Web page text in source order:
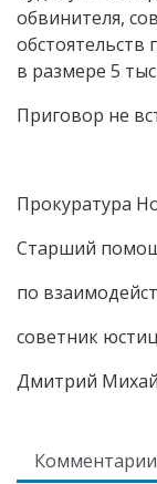
обвинителя,
в размере 5
Приговор не
Прокуратура
Старший
по
советник
Дмитрий
Комментарии